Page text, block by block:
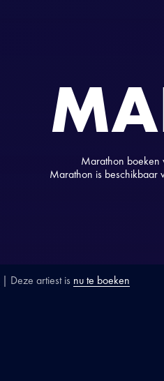
Marathon boeken
Marathon is beschikbaar
| Deze artiest is nu te boeken